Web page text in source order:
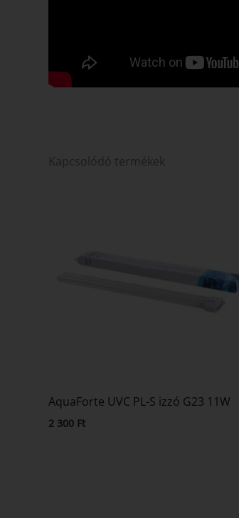
Kapcsolódó termékek
AquaForte UVC PL-S izzó G23 11W
2 300 Ft